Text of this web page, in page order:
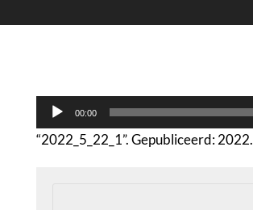
Audiospeler
00:00
“2022_5_22_1”. Gepubliceerd: 2022.